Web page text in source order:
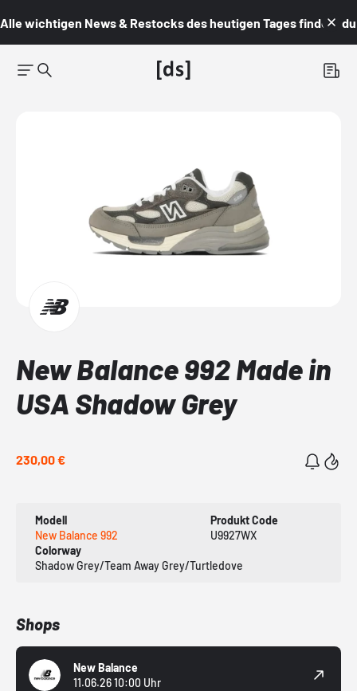
Alle wichtigen News & Restocks des heutigen Tages findest du
New Balance 992 Made in
USA Shadow Grey
230,00 €
Modell
New Balance 992
Produkt Code
U9927WX
Colorway
Shadow Grey/Team Away Grey/Turtledove
Shops
New Balance
11.06.26 10:00 Uhr